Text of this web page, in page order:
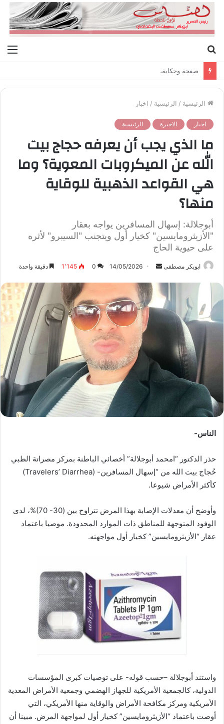
عن
صفحة وحكاية،
الرئيسية / الرئيسية / اخبار
اخبار الاخيرة الرئيسية
ما الذي يجب أن يعرفه حجاج بيت
الله عن الميكروبات المعوية؟ وما
هي القواعد الذهبية للوقاية
منها؟
أبوجلالة: إسهال المسافرين يواجه بعقار
"الأزيثرومايسين" كخيار أول ويتجنب "السيبرو" لأثره
على حيوية الحاج
ابوبكر مصطفى
س
ل
ب
د
ا
ا
14/05/2026
0 1٬145 دقيقة واحدة
الناس-
حذر الدكتور “امحمد أبوجلالة” أخصائي الباطنة بمركز مصراتة الطبي
حُجاج بيت الله من “إسهال المسافرين- (Travelers’ Diarrhea)
كأكثر الأمراض شيوعا.
وأوضح أن معدلات الإصابة بهذا المرض تتراوح بين (30- 70)%، لدى
الوفود المتوجهة للمناطق ذات الموارد المحدودة. موصيا باعتماد
عقار “الأزيثرومايسين” كخيار أول مواجهته.
واستند أبوجلالة –حسب قوله- على توصيات كبرى المؤسسات
الدولية، كالجمعية الأمريكية للجهاز الهضمي وجمعية الأمراض المعدية
الأمريكية ومركز مكافحة الأمراض والوقاية منها الأمريكي، التي
أوصت باعتماد “الأزيثرومايسين” كخيار أول لمواجهة المرض. مبينا أن